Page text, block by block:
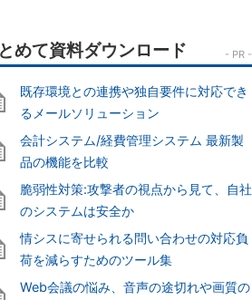
既存環境との連携や独自要件に対応でき
るメールソリューション
会計システム/経費管理システム 最新製
品の機能を比較
脆弱性対策:攻撃者の視点から見て、自社
のシステムは安全か
情シスに寄せられる問い合わせの対応負
荷を減らすためのツール集
Web会議の悩み、音声の途切れや画質の